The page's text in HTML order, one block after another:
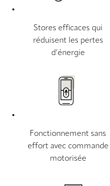
Stores efficaces qui
réduisent les pertes
d’énergie
Fonctionnement sans
effort avec commande
motorisée